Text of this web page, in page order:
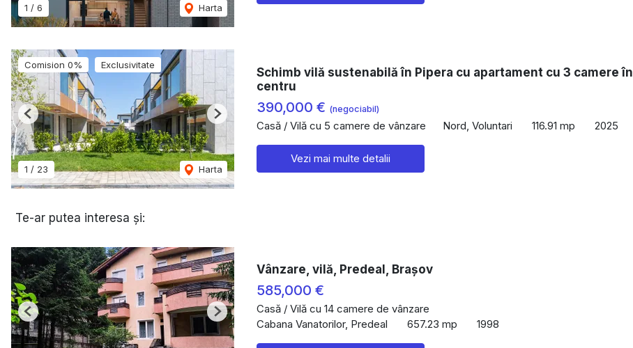
1 / 6 Harta
Comision 0% Exclusivitate
1 / 23 Harta
Previous Next
Schimb vilă sustenabilă în Pipera cu apartament cu 3 camere în
centru
390,000 € (negociabil)
Casă / Vilă cu 5 camere de vânzare Nord, Voluntari 116.91 mp 2025
Vezi mai multe detalii
Te-ar putea interesa și:
Previous Next
Vânzare, vilă, Predeal, Brașov
585,000 €
Casă / Vilă cu 14 camere de vânzare
Cabana Vanatorilor, Predeal
657.23 mp 1998